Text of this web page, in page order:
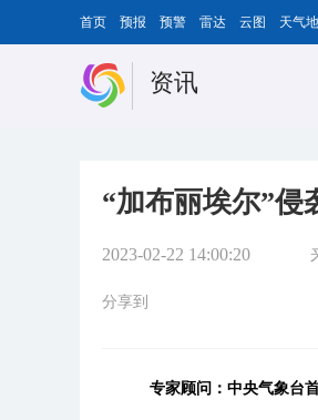
首页 预报 预警 雷达 云图 天气
资讯
“加布丽埃尔”侵
2023-02-22 14:00:20
分享到
专家顾问：中央气象台